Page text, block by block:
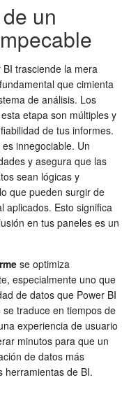
un
trasciende la mera
que cimienta
de análisis. Los
etapa son múltiples y
de tus informes.
es innegociable. Un
y asegura que las
sean lógicas y
que pueden surgir de
aplicados. Esto significa
en tus paneles es un
se optimiza
especialmente uno que
de datos que Power BI
traduce en tiempos de
experiencia de usuario
minutos para que un
de datos más
herramientas de BI.